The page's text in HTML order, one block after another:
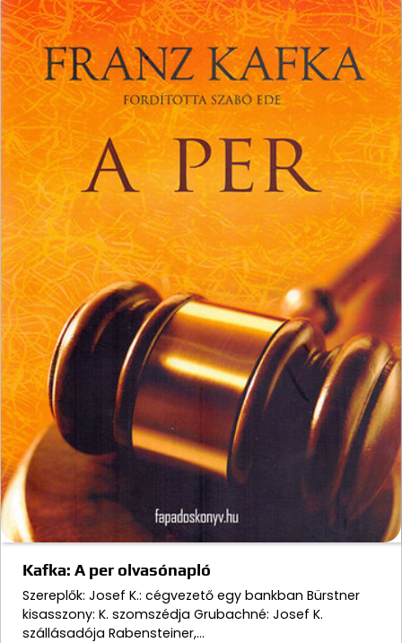
Kafka: A per olvasónapló
Szereplők: Josef K.: cégvezető egy bankban Bürstner
kisasszony: K. szomszédja Grubachné: Josef K.
szállásadója Rabensteiner,…